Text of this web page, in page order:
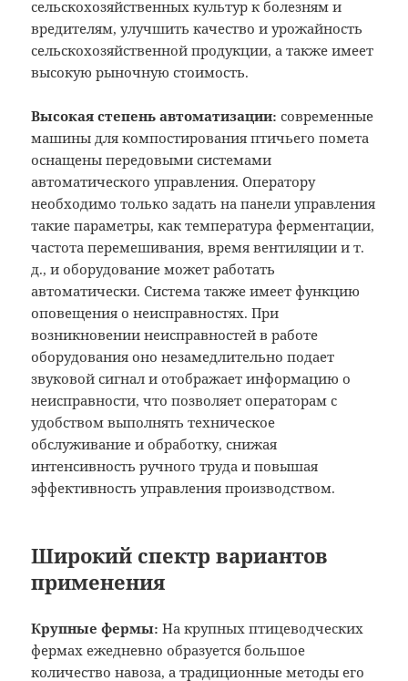
сельскохозяйственных культур к болезням и
вредителям, улучшить качество и урожайность
сельскохозяйственной продукции, а также имеет
высокую рыночную стоимость.
Высокая степень автоматизации: современные
машины для компостирования птичьего помета
оснащены передовыми системами
автоматического управления. Оператору
необходимо только задать на панели управления
такие параметры, как температура ферментации,
частота перемешивания, время вентиляции и т.
д., и оборудование может работать
автоматически. Система также имеет функцию
оповещения о неисправностях. При
возникновении неисправностей в работе
оборудования оно незамедлительно подает
звуковой сигнал и отображает информацию о
неисправности, что позволяет операторам с
удобством выполнять техническое
обслуживание и обработку, снижая
интенсивность ручного труда и повышая
эффективность управления производством.
Широкий спектр вариантов
применения
Крупные фермы: На крупных птицеводческих
фермах ежедневно образуется большое
количество навоза, а традиционные методы его